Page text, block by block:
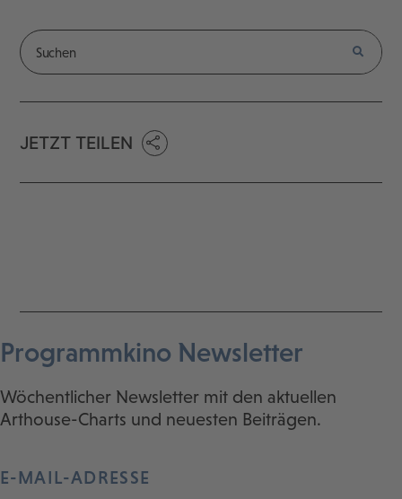
JETZT TEILEN
Programmkino Newsletter
Wöchentlicher Newsletter mit den aktuellen
Arthouse-Charts und neuesten Beiträgen.
E-MAIL-ADRESSE